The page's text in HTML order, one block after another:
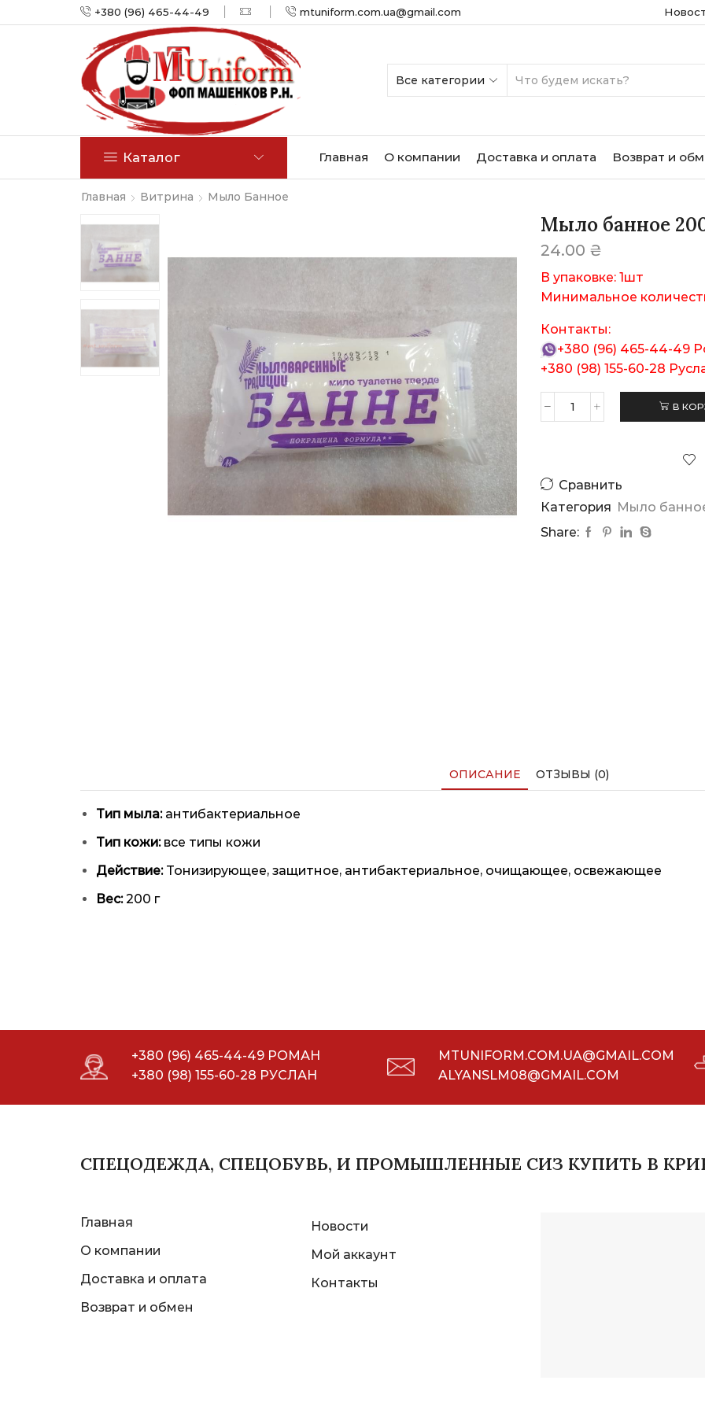
+380 (96) 465-44-49 mtuniform.com.ua@gmail.com
Каталог Главная О компании Доставка и оплата Возврат и
Главная Витрина Мыло Банное
Мыло банное
24.00 ₴
В упаковке: 1шт
Минимальное
Контакты:
+380 (96) 465-44-49
+380 (98) 155-60-28
Количество
В
Сравнить
Категория Мыло
Share:
ОПИСАНИЕ ОТЗЫВЫ (0)
Тип мыла:антибактериальное
Тип кожи:все типы кожи
Действие:Тонизирующее, защитное, антибактериальное, очищающее, освежающее
Вес:200 г
+380 (96) 465-44-49 РОМАН
+380 (98) 155-60-28 РУСЛАН
MTUNIFORM.COM.UA@GMAIL.COM
ALYANSLM08@GMAIL.COM
СПЕЦОДЕЖДА, СПЕЦОБУВЬ, И ПРОМЫШЛЕННЫЕ СИЗ КУПИТЬ В
Главная
О компании
Доставка и оплата
Возврат и обмен
Новости
Мой аккаунт
Контакты